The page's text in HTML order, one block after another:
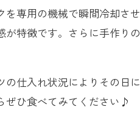
専用の機械で瞬間冷却さ
が特徴です。さらに手作り
の仕入れ状況によりその日
ぜひ食べてみてください♪